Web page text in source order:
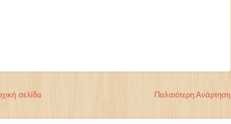
σελίδα Παλαιότερη Ανάρτηση